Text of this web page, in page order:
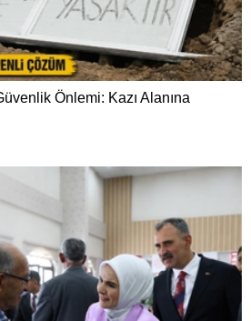
Önlemi: Kazı Alanına